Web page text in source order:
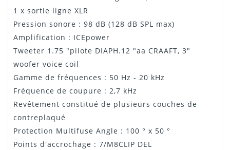
1 x sortie ligne XLR
Pression sonore : 98 dB (128 dB SPL max)
Amplification : ICEpower
Tweeter 1.75 "pilote DIAPH.12 "aa CRAAFT, 3"
woofer voice coil
Gamme de fréquences : 50 Hz - 20 kHz
Fréquence de coupure : 2,7 kHz
Revêtement constitué de plusieurs couches de
contreplaqué
Protection Multifuse Angle : 100 ° x 50 °
Points d'accrochage : 7/M8CLIP DEL